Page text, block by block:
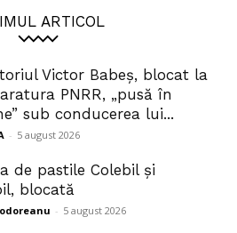
ARTICOL
Victor Babeș, blocat la
PNRR, „pusă în
sub conducerea lui...
- 5 august 2026
de pastile Colebil și
blocată
- 5 august 2026